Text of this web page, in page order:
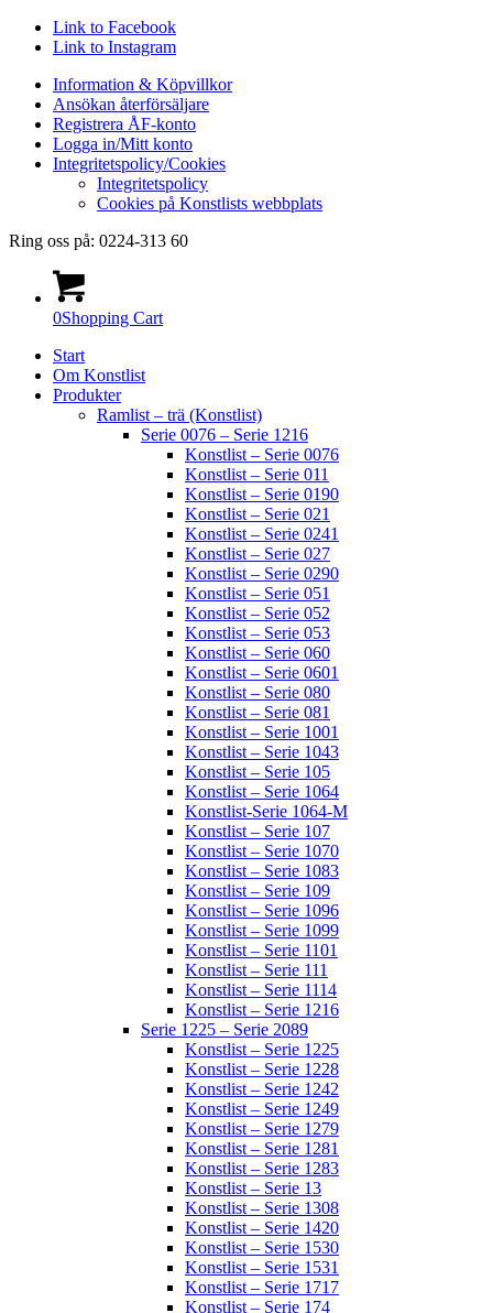
Link to Facebook
Link to Instagram
Information & Köpvillkor
Ansökan återförsäljare
Registrera ÅF-konto
Logga in/Mitt konto
Integritetspolicy/Cookies
Integritetspolicy
Cookies på Konstlists webbplats
Ring oss på: 0224-313 60
0Shopping Cart
Start
Om Konstlist
Produkter
Ramlist – trä (Konstlist)
Serie 0076 – Serie 1216
Konstlist – Serie 0076
Konstlist – Serie 011
Konstlist – Serie 0190
Konstlist – Serie 021
Konstlist – Serie 0241
Konstlist – Serie 027
Konstlist – Serie 0290
Konstlist – Serie 051
Konstlist – Serie 052
Konstlist – Serie 053
Konstlist – Serie 060
Konstlist – Serie 0601
Konstlist – Serie 080
Konstlist – Serie 081
Konstlist – Serie 1001
Konstlist – Serie 1043
Konstlist – Serie 105
Konstlist – Serie 1064
Konstlist-Serie 1064-M
Konstlist – Serie 107
Konstlist – Serie 1070
Konstlist – Serie 1083
Konstlist – Serie 109
Konstlist – Serie 1096
Konstlist – Serie 1099
Konstlist – Serie 1101
Konstlist – Serie 111
Konstlist – Serie 1114
Konstlist – Serie 1216
Serie 1225 – Serie 2089
Konstlist – Serie 1225
Konstlist – Serie 1228
Konstlist – Serie 1242
Konstlist – Serie 1249
Konstlist – Serie 1279
Konstlist – Serie 1281
Konstlist – Serie 1283
Konstlist – Serie 13
Konstlist – Serie 1308
Konstlist – Serie 1420
Konstlist – Serie 1530
Konstlist – Serie 1531
Konstlist – Serie 1717
Konstlist – Serie 174